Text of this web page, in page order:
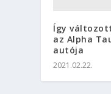
Így
az Alpha
autója
2021.02.22.